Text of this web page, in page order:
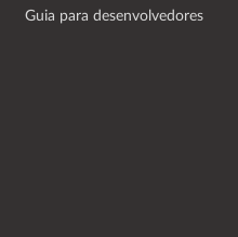
Guia para desenvolvedores